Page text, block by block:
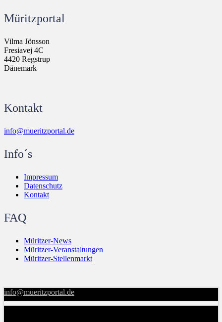
Müritzportal
Vilma Jönsson
Fresiavej 4C
4420 Regstrup
Dänemark
Kontakt
info@mueritzportal.de
Info´s
Impressum
Datenschutz
Kontakt
FAQ
Müritzer-News
Müritzer-Veranstaltungen
Müritzer-Stellenmarkt
info@mueritzportal.de